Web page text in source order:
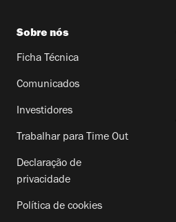
Sobre nós
Ficha Técnica
Comunicados
Investidores
Trabalhar para Time Out
Declaração de
privacidade
Política de cookies